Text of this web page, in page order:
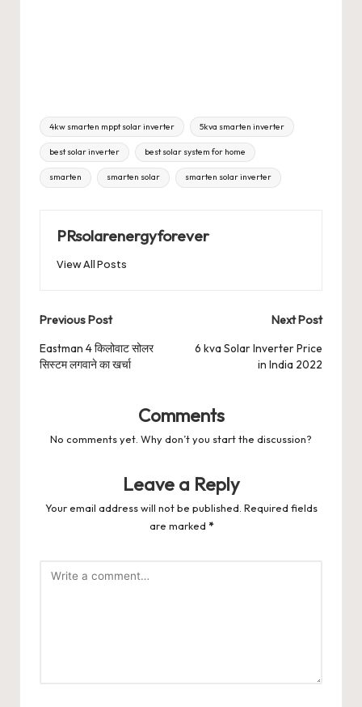
Tags:
4kw smarten mppt solar inverter 5kva smarten inverter
best solar inverter best solar system for home
smarten smarten solar smarten solar inverter
PRsolarenergyforever
View All Posts
Post
navigation
Previous Post
Eastman 4 किलोवाट सोलर
सिस्टम लगवाने का खर्चा
Next Post
6 kva Solar Inverter Price
in India 2022
Comments
No comments yet. Why don’t you start the discussion?
Leave a Reply
Your email address will not be published. Required fields
are marked *